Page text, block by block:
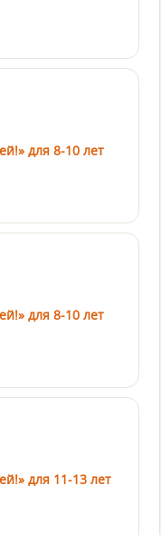
для 8-10 лет
для 8-10 лет
для 11-13 лет